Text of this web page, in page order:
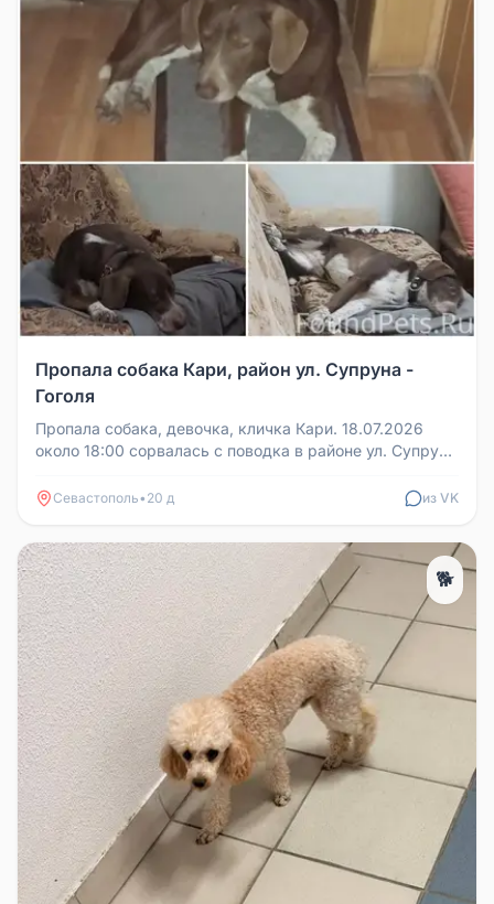
Пропала собака Кари, район ул. Супруна -
Гоголя
Пропала собака, девочка, кличка Кари. 18.07.2026
около 18:00 сорвалась с поводка в районе ул. Супруна
Севастополь• 20 д из VK
🐕